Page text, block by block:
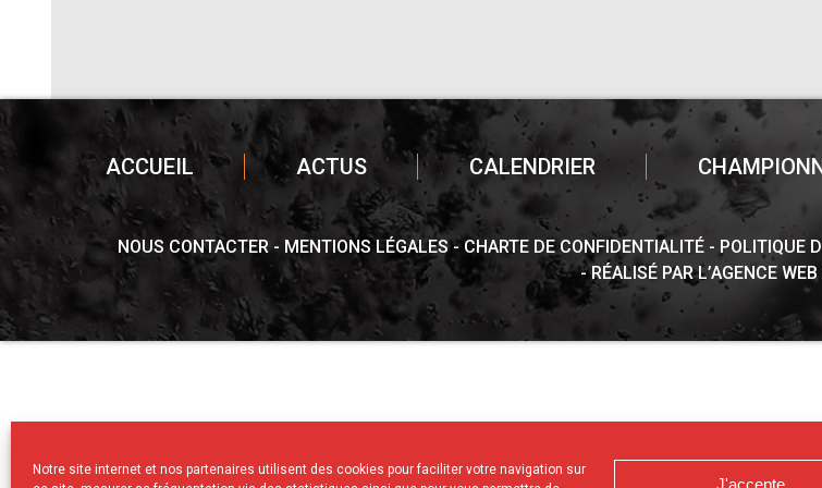
Notre site internet et nos partenaires utilisent des cookies pour faciliter votre navigation sur
J'accepte
ACCUEIL ACTUS CALENDRIER
NOUS CONTACTER MENTIONS LÉGALES CHARTE DE CONFIDENTIALITÉ POLITIQUE
RÉALISÉ PAR L’AGENCE